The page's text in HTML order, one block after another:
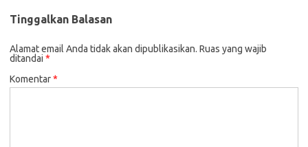
Tinggalkan Balasan
Alamat email Anda tidak akan dipublikasikan. Ruas yang wajib
ditandai *
Komentar*